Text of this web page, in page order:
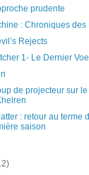
prudente
: Chroniques des
Rejects
1- Le Dernier
de projecteur sur
: retour au terme
saison